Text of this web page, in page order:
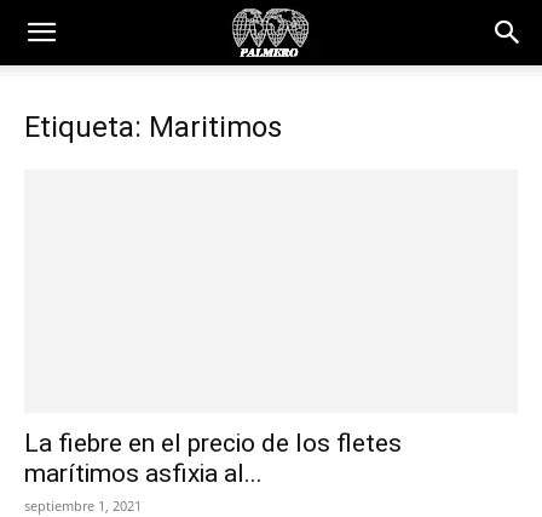
Etiqueta: Maritimos
La fiebre en el precio de los fletes
marítimos asfixia al...
septiembre 1, 2021